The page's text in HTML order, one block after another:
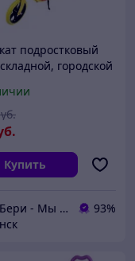
подростковый
городской
Купить
BERI Бери - Мы ненавидим демпинг, но нас вынуждают конкуренты
93%